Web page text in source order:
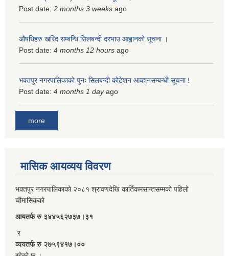
Post date: 2 months 3 weeks ago
औषधिहरु खरिद सम्बन्धि सिलबन्दी दरभाउ आह्वानको सूचना ।
Post date: 4 months 12 hours ago
भक्तपुर नगरपालिकाको पुनः सिलबन्दी कोटेशन आव्हानसम्बन्धी सूचना !
Post date: 4 months 1 dayago
more
मासिक आयव्यय विवरण
भक्तपुर नगरपालिकाको २०८१ श्रावणदेखि कार्तिकमसान्तसम्मको पहिलो
चौमासिकको
आयतर्फ रु‌ ३४४५६२७३७।३१
र
व्ययतर्फ रु २७५९४१७।००